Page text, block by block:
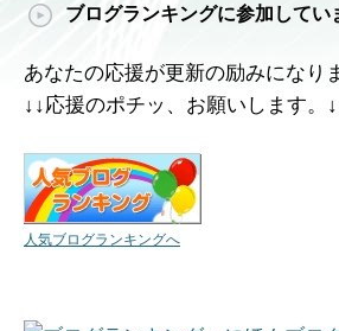
ブログランキングに参加してい
あなたの応援が更新の励みになり
↓↓応援のポチッ、お願いします。
人気ブログランキングへ